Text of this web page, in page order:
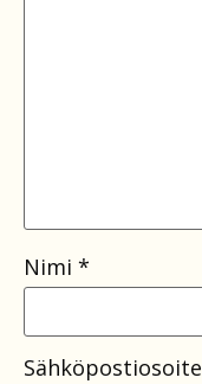
Nimi *
Sähköpostiosoite